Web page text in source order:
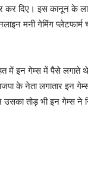
कर दिए। इस कानून के
गेमिंग प्लेटफार्म
में इन गेम्स में पैसे लगाते
के नेता लगातार इन
तोड़ भी इन गेम्स ने